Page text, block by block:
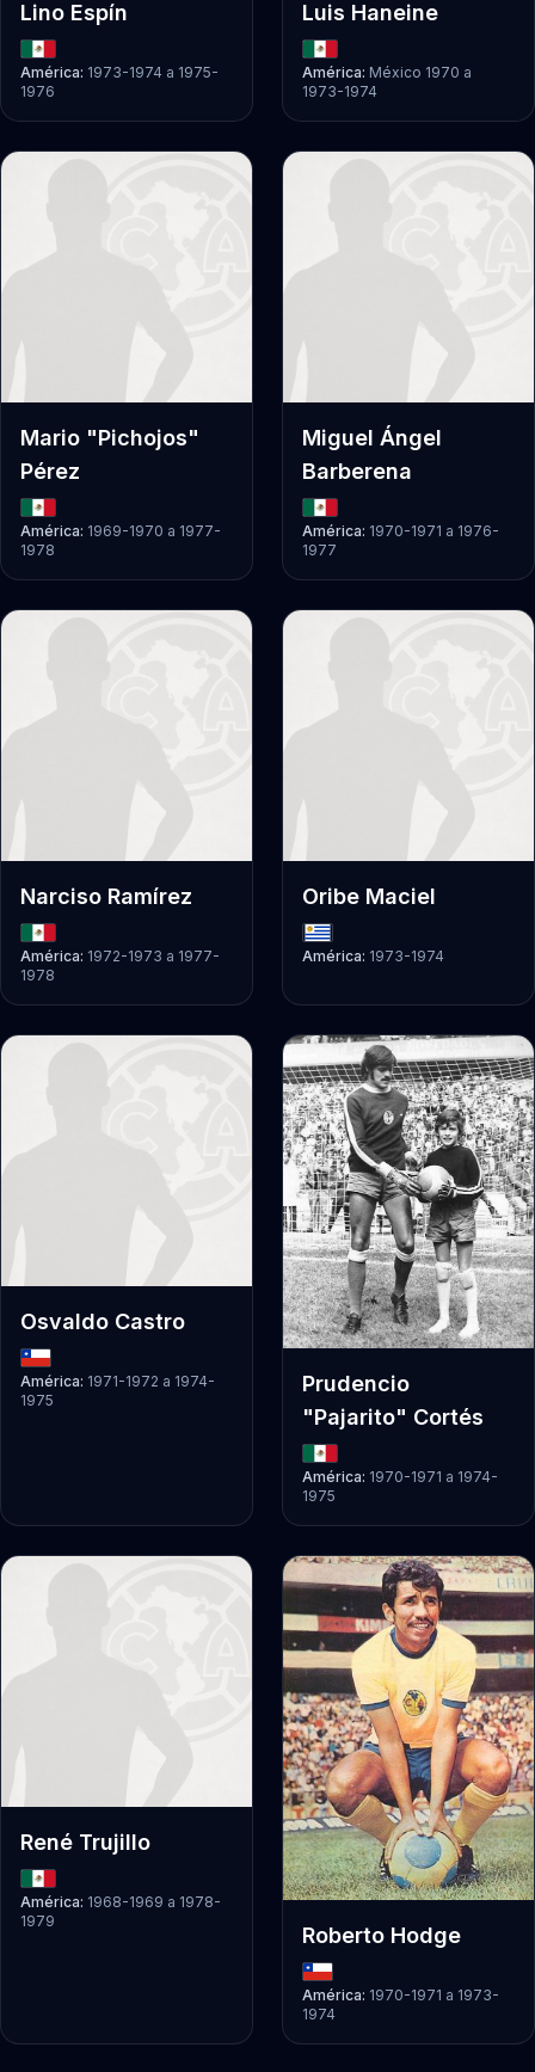
Lino Espín
América: 1973-1974 a 1975-
1976
Luis Haneine
América: México 1970 a
1973-1974
Mario "Pichojos"
Pérez
América: 1969-1970 a 1977-
1978
Miguel Ángel
Barberena
América: 1970-1971 a 1976-
1977
Narciso Ramírez
América: 1972-1973 a 1977-
1978
Oribe Maciel
América: 1973-1974
Osvaldo Castro
América: 1971-1972 a 1974-
1975
Prudencio
"Pajarito" Cortés
América: 1970-1971 a 1974-
1975
René Trujillo
América: 1968-1969 a 1978-
1979
Roberto Hodge
América: 1970-1971 a 1973-
1974